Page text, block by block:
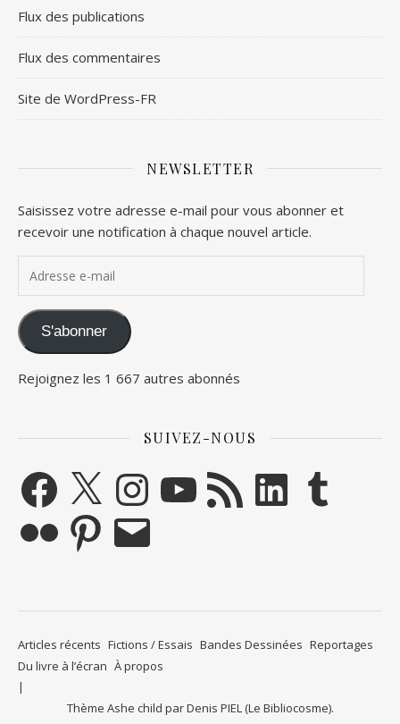
Flux des publications
Flux des commentaires
Site de WordPress-FR
NEWSLETTER
Saisissez votre adresse e-mail pour vous abonner et
recevoir une notification à chaque nouvel article.
S'abonner
Rejoignez les 1 667 autres abonnés
SUIVEZ-NOUS
Facebook
X InstagramYouTubeFlux RSSLinkedIn Tumblr
PinterestE-mail
Articles récents Fictions / Essais Bandes Dessinées Reportages
Du livre à l’écran À propos
Thème Ashe child parDenis PIEL (Le Bibliocosme).